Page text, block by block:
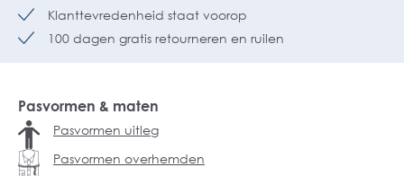
Klanttevredenheid staat voorop
100 dagen gratis retourneren en ruilen
Pasvormen & maten
Pasvormen uitleg
Pasvormen overhemden